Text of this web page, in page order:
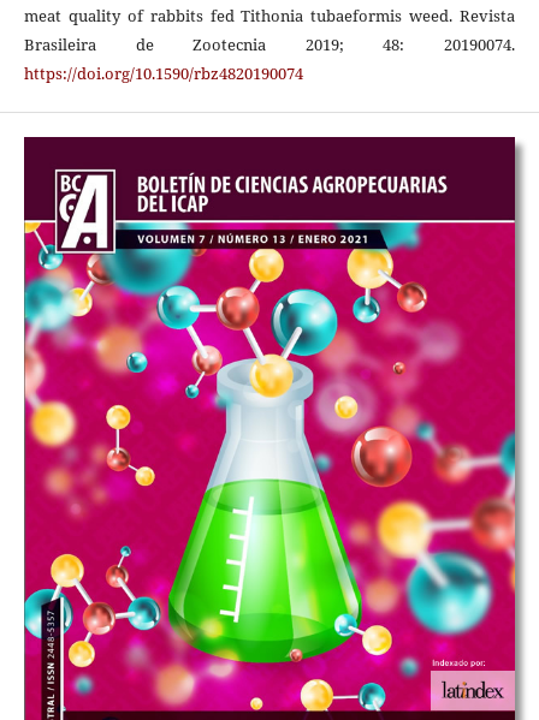
meat quality of rabbits fed Tithonia tubaeformis weed. Revista
Brasileira de Zootecnia 2019; 48: 20190074.
https://doi.org/10.1590/rbz4820190074